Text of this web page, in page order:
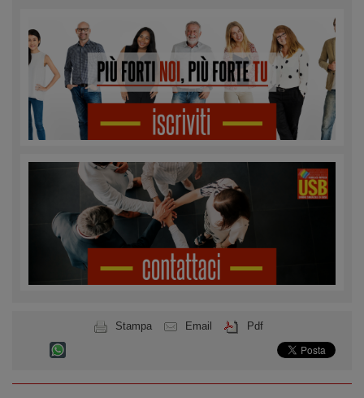
Stampa Email Pdf